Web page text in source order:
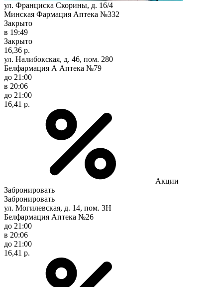
ул. Франциска Скорины, д. 16/4
Минская Фармация Аптека №332
Закрыто
в 19:49
Закрыто
16,36 р.
ул. Налибокская, д. 46, пом. 280
Белфармация А Аптека №79
до 21:00
в 20:06
до 21:00
16,41 р.
Акции
Забронировать
Забронировать
ул. Могилевская, д. 14, пом. 3Н
Белфармация Аптека №26
до 21:00
в 20:06
до 21:00
16,41 р.